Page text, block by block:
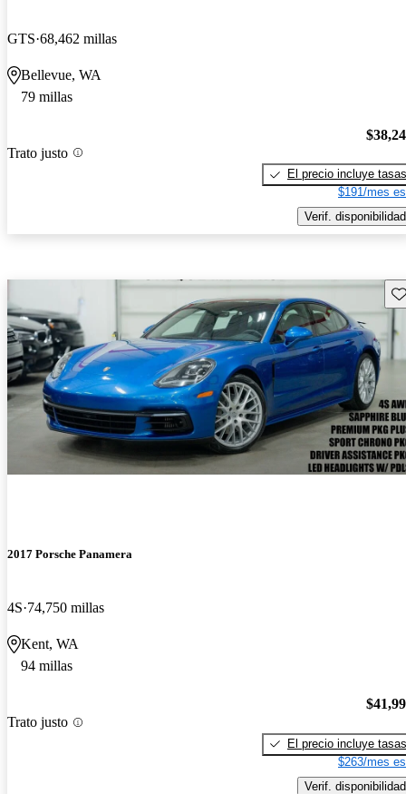
GTS 68,462 millas
Bellevue, WA
79 millas
Trato justo
El precio incluye tasas
$191/mes
Verif. disponibilidad
2017 Porsche Panamera
4S 74,750 millas
Kent, WA
94 millas
Trato justo
El precio incluye tasas
$263/mes
Verif. disponibilidad